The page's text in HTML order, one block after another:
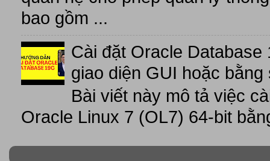
bao gồm ...
Cài đặt Oracle
giao diện GUI hoặc bằng
Bài viết này mô tả việc
Oracle Linux 7 (OL7) 64-bit